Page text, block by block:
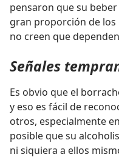
pensaron que su
gran proporción de los
no creen que
Señales
Es obvio que el
y eso es fácil de
otros, especialmente
posible que su
ni siquiera a ellos